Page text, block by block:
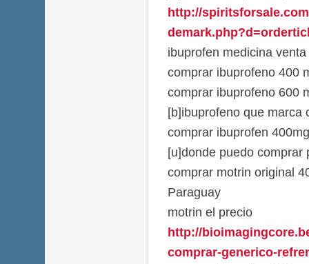
http://
ibuprofen medicina venta
comprar ibuprofeno 400
comprar ibuprofeno 600
[b]ibuprofeno que marca
comprar ibuprofen
[u]donde puedo comprar
comprar motrin original
Paraguay
motrin el precio
http://
comprar-generico-